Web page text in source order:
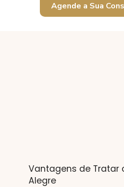
Agende a Sua
Vantagens de Tratar
Alegre